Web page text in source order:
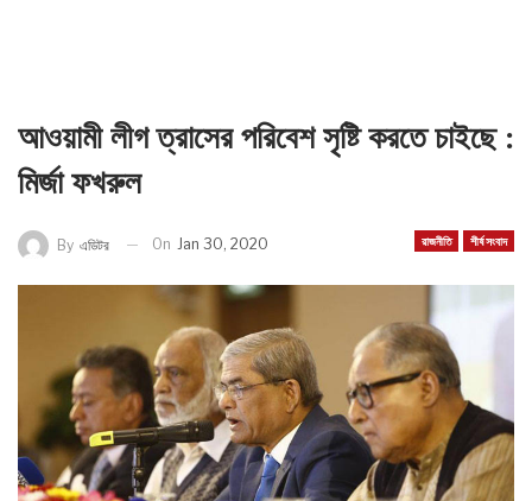
আওয়ামী লীগ ত্রাসের পরিবেশ সৃষ্টি করতে চাইছে :
মির্জা ফখরুল
রাজনীতি শীর্ষ সংবাদ
By এডিটর On Jan 30, 2020